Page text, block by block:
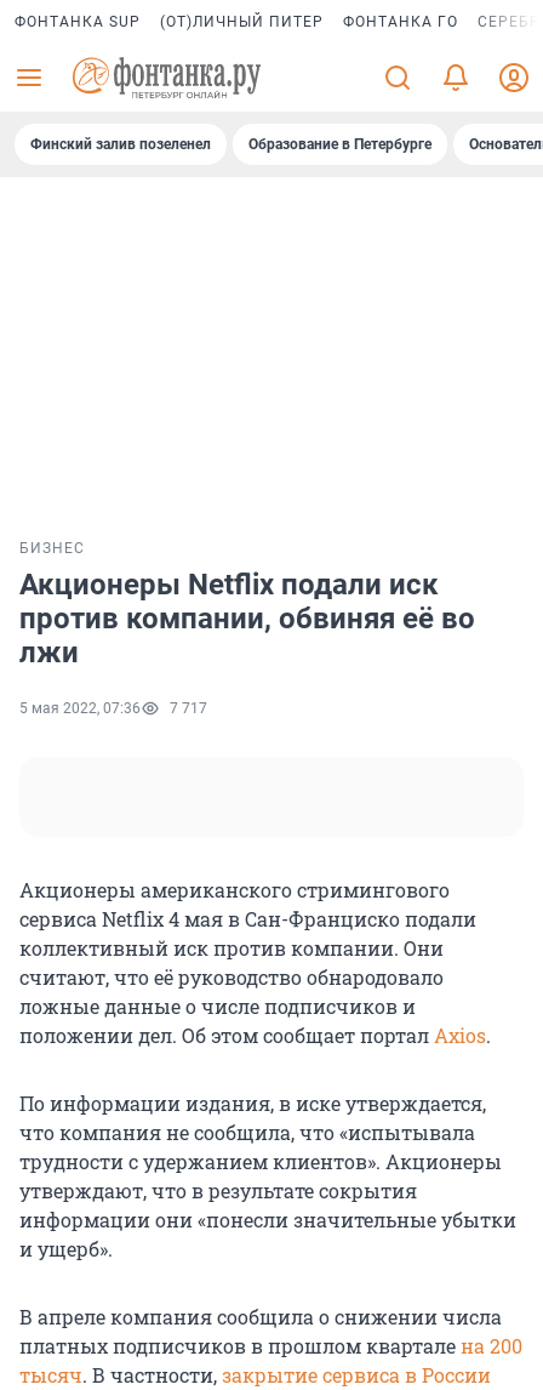
ФОНТАНКА SUP (ОТ)ЛИЧНЫЙ ПИТЕР ФОНТАНКА ГО
Финский залив позеленел Образование в Петербурге
БИЗНЕС
Акционеры Netflix подали иск
против компании, обвиняя её во
лжи
5 мая 2022, 07:36 7 717
Акционеры американского стримингового
сервиса Netflix 4 мая в Сан-Франциско подали
коллективный иск против компании. Они
считают, что её руководство обнародовало
ложные данные о числе подписчиков и
положении дел. Об этом сообщает портал Axios.
По информации издания, в иске утверждается,
что компания не сообщила, что «испытывала
трудности с удержанием клиентов». Акционеры
утверждают, что в результате сокрытия
информации они «понесли значительные убытки
и ущерб».
В апреле компания сообщила о снижении числа
платных подписчиков в прошлом кварталена 200
тысяч. В частности,закрытие сервиса в России